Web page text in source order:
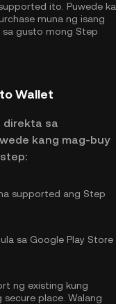
ito. Puwede ka
muna ng isang
sa gusto mong Step
Wallet
direkta sa
kang mag-buy
supported ang Step
sa Google Play Store
ng existing kung
place. Walang